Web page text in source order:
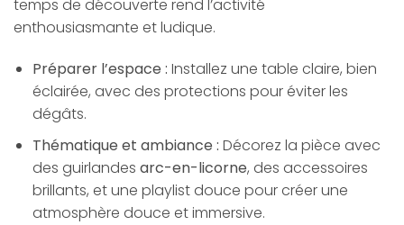
temps de découverte rend l’activité
enthousiasmante et ludique.
Préparer l’espace : Installez une table claire, bien
éclairée, avec des protections pour éviter les
dégâts.
Thématique et ambiance : Décorez la pièce avec
des guirlandes arc-en-licorne, des accessoires
brillants, et une playlist douce pour créer une
atmosphère douce et immersive.